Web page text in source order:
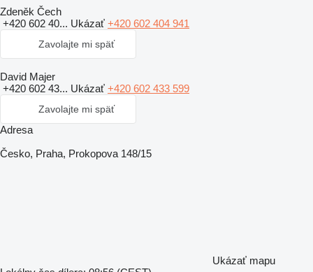
Zdeněk Čech
+420 602 40... Ukázať +420 602 404 941
Zavolajte mi späť
David Majer
+420 602 43... Ukázať +420 602 433 599
Zavolajte mi späť
Adresa
Česko, Praha, Prokopova 148/15
Ukázať mapu